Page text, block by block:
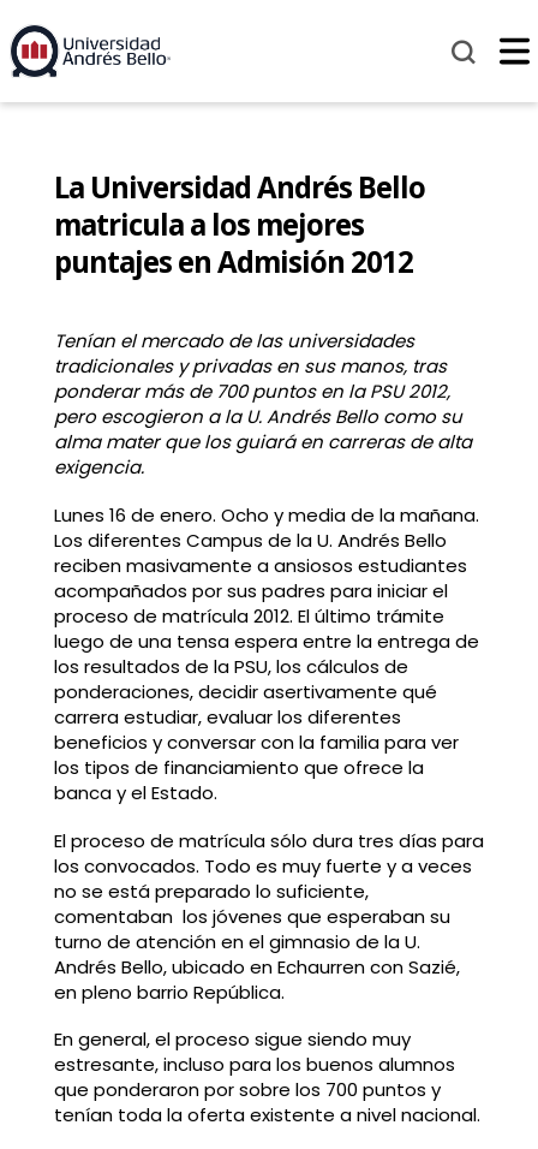
La Universidad Andrés Bello
matricula a los mejores
puntajes en Admisión 2012
Tenían el mercado de las universidades
tradicionales y privadas en sus manos, tras
ponderar más de 700 puntos en la PSU 2012,
pero escogieron a la U. Andrés Bello como su
alma mater que los guiará en carreras de alta
exigencia.
Lunes 16 de enero. Ocho y media de la mañana.
Los diferentes Campus de la U. Andrés Bello
reciben masivamente a ansiosos estudiantes
acompañados por sus padres para iniciar el
proceso de matrícula 2012. El último trámite
luego de una tensa espera entre la entrega de
los resultados de la PSU, los cálculos de
ponderaciones, decidir asertivamente qué
carrera estudiar, evaluar los diferentes
beneficios y conversar con la familia para ver
los tipos de financiamiento que ofrece la
banca y el Estado.
El proceso de matrícula sólo dura tres días para
los convocados. Todo es muy fuerte y a veces
no se está preparado lo suficiente,
comentaban los jóvenes que esperaban su
turno de atención en el gimnasio de la U.
Andrés Bello, ubicado en Echaurren con Sazié,
en pleno barrio República.
En general, el proceso sigue siendo muy
estresante, incluso para los buenos alumnos
que ponderaron por sobre los 700 puntos y
tenían toda la oferta existente a nivel nacional.